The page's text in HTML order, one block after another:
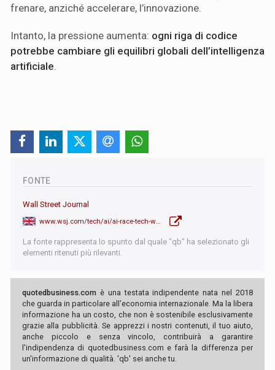
frenare, anziché accelerare, l’innovazione.
Intanto, la pressione aumenta: ogni riga di codice
potrebbe cambiare gli equilibri globali dell’intelligenza
artificiale.
FONTE
Wall Street Journal
www.wsj.com/tech/ai/ai-race-tech-workers-schedule-1ea9a116?mod=hp_lead_pos1
La fonte rappresenta lo spunto dal quale "qb" ha selezionato gli
elementi ritenuti più rilevanti.
quotedbusiness.com è una testata indipendente nata nel 2018
che guarda in particolare all'economia internazionale. Ma la libera
informazione ha un costo, che non è sostenibile esclusivamente
grazie alla pubblicità. Se apprezzi i nostri contenuti, il tuo aiuto,
anche piccolo e senza vincolo, contribuirà a garantire
l'indipendenza di quotedbusiness.com e farà la differenza per
un'informazione di qualità. 'qb' sei anche tu.